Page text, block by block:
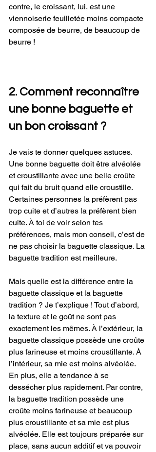
contre, le croissant, lui, est une
viennoiserie feuilletée moins compacte
composée de beurre, de beaucoup de
beurre !
2. Comment reconnaître
une bonne baguette et
un bon croissant ?
Je vais te donner quelques astuces.
Une bonne baguette doit être alvéolée
et croustillante avec une belle croûte
qui fait du bruit quand elle croustille.
Certaines personnes la préfèrent pas
trop cuite et d’autres la préfèrent bien
cuite. À toi de voir selon tes
préférences, mais mon conseil, c’est de
ne pas choisir la baguette classique. La
baguette tradition est meilleure.
Mais quelle est la différence entre la
baguette classique et la baguette
tradition ? Je t’explique ! Tout d’abord,
la texture et le goût ne sont pas
exactement les mêmes. À l’extérieur, la
baguette classique possède une croûte
plus farineuse et moins croustillante. À
l’intérieur, sa mie est moins alvéolée.
En plus, elle a tendance à se
dessécher plus rapidement. Par contre,
la baguette tradition possède une
croûte moins farineuse et beaucoup
plus croustillante et sa mie est plus
alvéolée. Elle est toujours préparée sur
place, sans aucun additif et va pouvoir